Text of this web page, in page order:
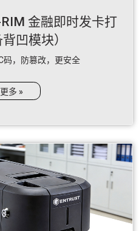
金融即时发卡打
凹模块）
码，防篡改，更安全
多 »